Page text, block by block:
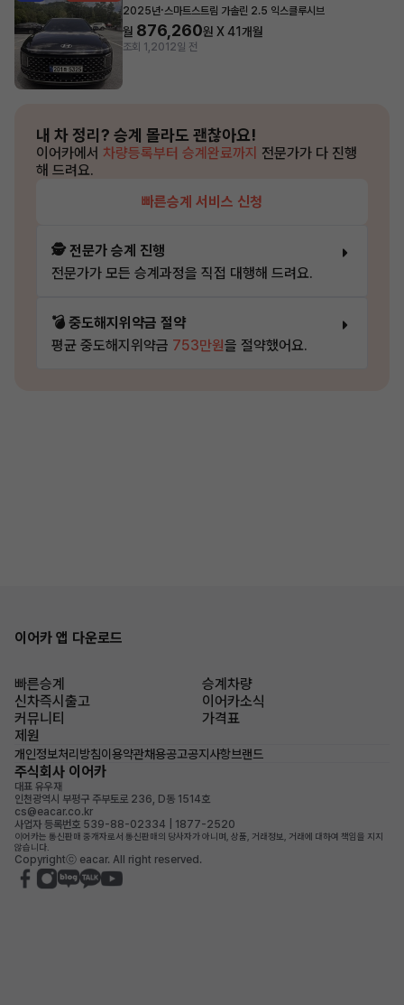
2025년·스마트스트림 가솔린 2.5 익스클루시브
월 876,260원 X41개월
조회 1,201 2일 전
내 차 정리? 승계 몰라도 괜찮아요!
이어카에서 차량등록부터 승계완료까지 전문가가 다 진행
해 드려요.
빠른승계 서비스 신청
🕵️ 전문가 승계 진행
전문가가 모든 승계과정을 직접 대행해 드려요.
💣 중도해지위약금 절약
평균 중도해지위약금 753만원을 절약했어요.
이어카 앱 다운로드
빠른승계
승계차량
신차즉시출고
이어카소식
커뮤니티
가격표
제원
개인정보처리방침이용약관채용공고공지사항브랜드
주식회사 이어카
대표 유우재
인천광역시 부평구 주부토로 236, D동 1514호
cs@eacar.co.kr
사업자 등록번호 539-88-02334 | 1877-2520
이어카는 통신판매 중개자로서 통신판매의 당사자가 아니며, 상품, 거래정보, 거래에 대하여 책임을 지지
않습니다.
Copyrightⓒ eacar. All right reserved.